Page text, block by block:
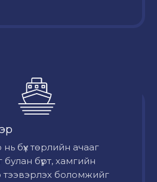
бүх төрлийн ачааг
бүрт, хамгийн
тээвэрлэх боломжийг